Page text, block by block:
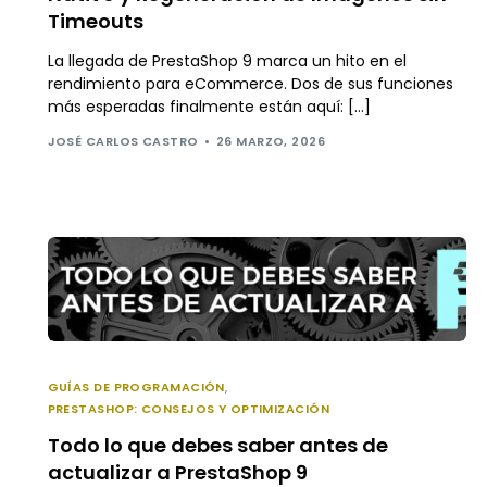
Timeouts
La llegada de PrestaShop 9 marca un hito en el
rendimiento para eCommerce. Dos de sus funciones
más esperadas finalmente están aquí: […]
JOSÉ CARLOS CASTRO 26 MARZO, 2026
GUÍAS DE PROGRAMACIÓN,
PRESTASHOP: CONSEJOS Y OPTIMIZACIÓN
Todo lo que debes saber antes de
actualizar a PrestaShop 9